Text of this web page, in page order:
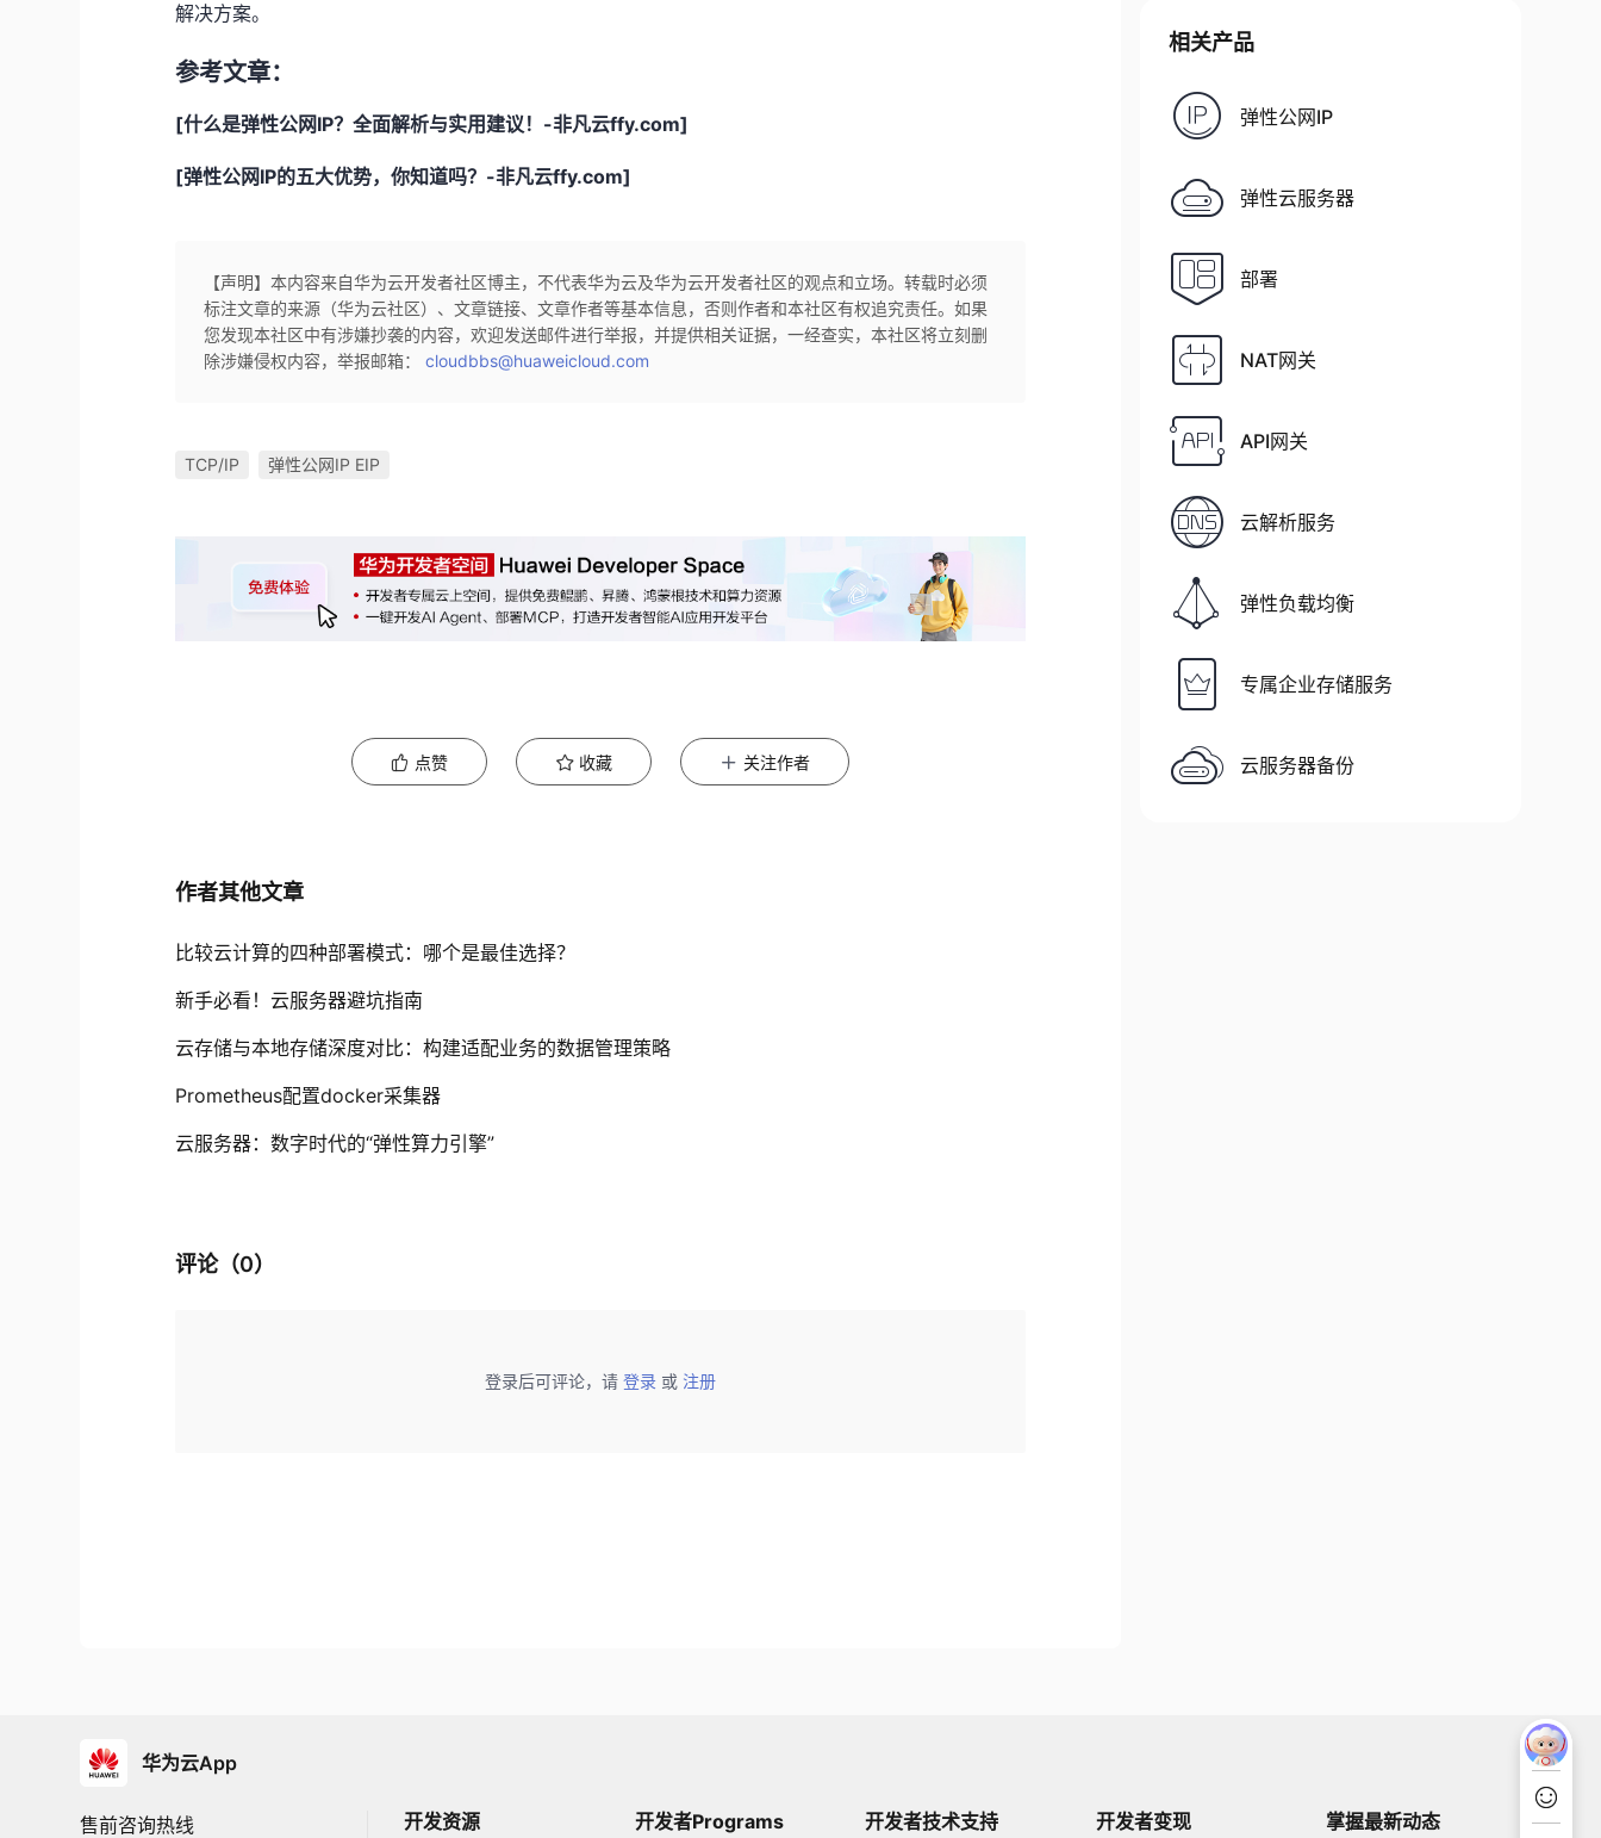
解决方案。
参考文章：
[什么是弹性公网IP？全面解析与实用建议！-非凡云ffy.com]
[弹性公网IP的五大优势，你知道吗？-非凡云ffy.com]
【声明】本内容来自华为云开发者社区博主，不代表华为云及华为云开发者社区的观点和立场。转载时必须
标注文章的来源（华为云社区）、文章链接、文章作者等基本信息，否则作者和本社区有权追究责任。如果
您发现本社区中有涉嫌抄袭的内容，欢迎发送邮件进行举报，并提供相关证据，一经查实，本社区将立刻删
除涉嫌侵权内容，举报邮箱：cloudbbs@huaweicloud.com
TCP/IP 弹性公网IP EIP
点赞 收藏 关注作者
作者其他文章
比较云计算的四种部署模式：哪个是最佳选择？
新手必看！云服务器避坑指南
云存储与本地存储深度对比：构建适配业务的数据管理策略
Prometheus配置docker采集器
云服务器：数字时代的“弹性算力引擎”
评论（0）
登录后可评论，请 登录 或 注册
相关产品
弹性公网IP
弹性云服务器
部署
NAT网关
API网关
云解析服务
弹性负载均衡
专属企业存储服务
云服务器备份
华为云App
售前咨询热线 开发资源 开发者Programs 开发者技术支持 开发者变现 掌握最新动态